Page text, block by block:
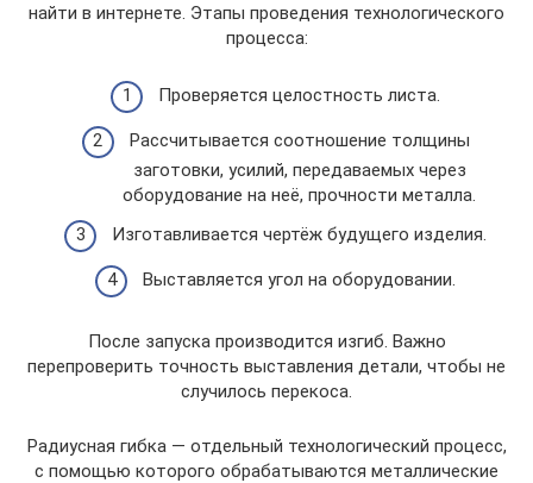
найти в интернете. Этапы проведения технологического
процесса:
Проверяется целостность листа.
Рассчитывается соотношение толщины
заготовки, усилий, передаваемых через
оборудование на неё, прочности металла.
Изготавливается чертёж будущего изделия.
Выставляется угол на оборудовании.
После запуска производится изгиб. Важно
перепроверить точность выставления детали, чтобы не
случилось перекоса.
Радиусная гибка — отдельный технологический процесс,
с помощью которого обрабатываются металлические